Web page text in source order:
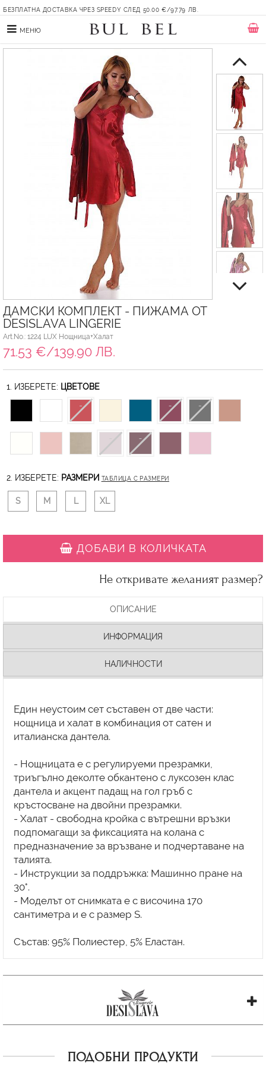
БЕЗПЛАТНА ДОСТАВКА ЧРЕЗ SPEEDY СЛЕД 50.00 €/97.79 ЛВ.
МЕНЮ
ДАМСКИ КОМПЛЕКТ - ПИЖАМА ОТ
DESISLAVA LINGERIE
Art.No.: 1224 LUX Нощница+Халат
71.53 €/139.90 ЛВ.
1. ИЗБЕРЕТЕ: ЦВЕТОВЕ
2. ИЗБЕРЕТЕ: РАЗМЕРИ ТАБЛИЦА С РАЗМЕРИ
S M L XL
ДОБАВИ В КОЛИЧКАТА
Не откривате желаният размер?
ОПИСАНИЕ
ИНФОРМАЦИЯ
НАЛИЧНОСТИ
Един неустоим сет съставен от две части:
нощница и халат в комбинация от сатен и
италианска дантела.
- Нощницата е с регулируеми презрамки,
триъгълно деколте обкантено с луксозен клас
дантела и акцент падащ на гол гръб с
кръстосване на двойни презрамки.
- Халат - свободна кройка с вътрешни връзки
подпомагащи за фиксацията на колана с
предназначение за връзване и подчертаване на
талията.
- Инструкции за поддръжка: Машинно пране на
30°.
- Моделът от снимката е с височина 170
сантиметра и е с размер S.
ПОДОБНИ ПРОДУКТИ